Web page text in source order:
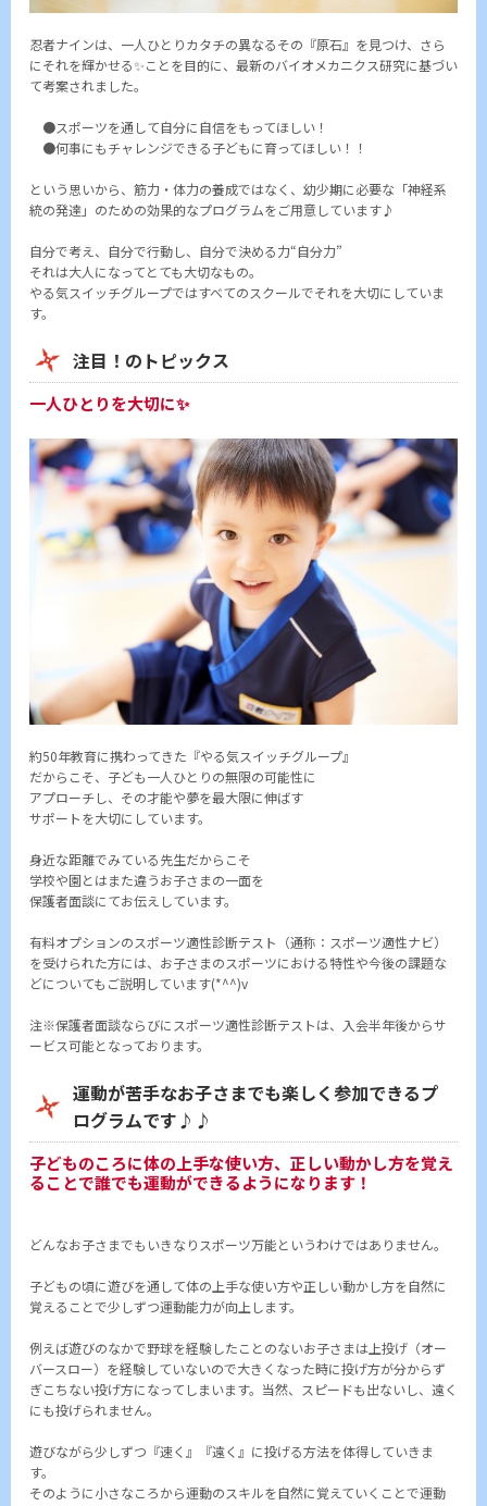
忍者ナインは、一人ひとりカタチの異なるその『原石』を見つけ、さら
にそれを輝かせる✨ことを目的に、最新のバイオメカニクス研究に基づい
て考案されました。
●スポーツを通して自分に自信をもってほしい！
●何事にもチャレンジできる子どもに育ってほしい！！
という思いから、筋力・体力の養成ではなく、幼少期に必要な「神経系
統の発達」のための効果的なプログラムをご用意しています♪
自分で考え、自分で行動し、自分で決める力“自分力”
それは大人になってとても大切なもの。
やる気スイッチグループではすべてのスクールでそれを大切にしていま
す。
注目！のトピックス
一人ひとりを大切に✨
約50年教育に携わってきた『やる気スイッチグループ』
だからこそ、子ども一人ひとりの無限の可能性に
アプローチし、その才能や夢を最大限に伸ばす
サポートを大切にしています。
身近な距離でみている先生だからこそ
学校や園とはまた違うお子さまの一面を
保護者面談にてお伝えしています。
有料オプションのスポーツ適性診断テスト（通称：スポーツ適性ナビ）
を受けられた方には、お子さまのスポーツにおける特性や今後の課題な
どについてもご説明しています(*^^)v
注※保護者面談ならびにスポーツ適性診断テストは、入会半年後からサ
ービス可能となっております。
運動が苦手なお子さまでも楽しく参加できるプ
ログラムです♪♪
子どものころに体の上手な使い方、正しい動かし方を覚え
ることで誰でも運動ができるようになります！
どんなお子さまでもいきなりスポーツ万能というわけではありません。
子どもの頃に遊びを通して体の上手な使い方や正しい動かし方を自然に
覚えることで少しずつ運動能力が向上します。
例えば遊びのなかで野球を経験したことのないお子さまは上投げ（オー
バースロー）を経験していないので大きくなった時に投げ方が分からず
ぎこちない投げ方になってしまいます。当然、スピードも出ないし、遠く
にも投げられません。
遊びながら少しずつ『速く』『遠く』に投げる方法を体得していきま
す。
そのように小さなころから運動のスキルを自然に覚えていくことで運動